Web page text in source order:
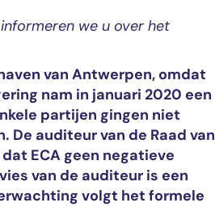
we u over het
van Antwerpen, omdat
nam in januari 2020 een
partijen gingen niet
De auditeur van de Raad van
ECA geen negatieve
van de auditeur is een
volgt het formele